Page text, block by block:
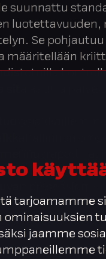
tarjoamamme
ominaisuuksien
jaamme
suunnattu
luotettavuuden,
Se
määritellään
riskienhallintaan,